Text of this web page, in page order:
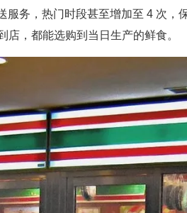
服务，热门时段甚至增加至 4 次
店，都能选购到当日生产的鲜食。